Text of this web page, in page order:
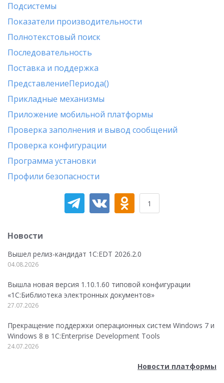
Подсистемы
Показатели производительности
Полнотекстовый поиск
Последовательность
Поставка и поддержка
ПредставлениеПериода()
Прикладные механизмы
Приложение мобильной платформы
Проверка заполнения и вывод сообщений
Проверка конфигурации
Программа установки
Профили безопасности
1
Новости
Вышел релиз-кандидат 1C:EDT 2026.2.0
04.08.2026
Вышла новая версия 1.10.1.60 типовой конфигурации
«1С:Библиотека электронных документов»
27.07.2026
Прекращение поддержки операционных систем Windows 7 и
Windows 8 в 1C:Enterprise Development Tools
24.07.2026
Новости платформы